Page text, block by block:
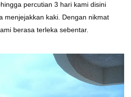
percutian 3 hari kami disini
menjejakkan kaki. Dengan nikmat
berasa terleka sebentar.